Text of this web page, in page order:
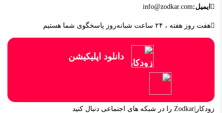
ایمیل:info@zodkar.com
هفت روز هفته ، ۲۴ ساعت شبانه‌روز پاسخگوی شما هستیم
دانلود اپلیکیشن
زودکار|Zodkar را در شبکه های اجتماعی دنبال کنید